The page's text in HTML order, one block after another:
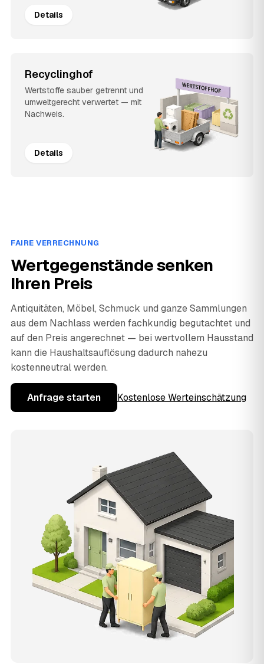
Details
Recyclinghof
Wertstoffe sauber getrennt und
umweltgerecht verwertet — mit
Nachweis.
Details
FAIRE VERRECHNUNG
Wertgegenstände senken
Ihren Preis
Antiquitäten, Möbel, Schmuck und ganze Sammlungen
aus dem Nachlass werden fachkundig begutachtet und
auf den Preis angerechnet — bei wertvollem Hausstand
kann die Haushaltsauflösung dadurch nahezu
kostenneutral werden.
Anfrage starten Kostenlose Werteinschätzung